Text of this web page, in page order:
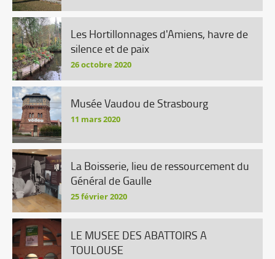
Les Hortillonnages d'Amiens, havre de
silence et de paix
26 octobre 2020
Musée Vaudou de Strasbourg
11 mars 2020
La Boisserie, lieu de ressourcement du
Général de Gaulle
25 février 2020
LE MUSEE DES ABATTOIRS A
TOULOUSE